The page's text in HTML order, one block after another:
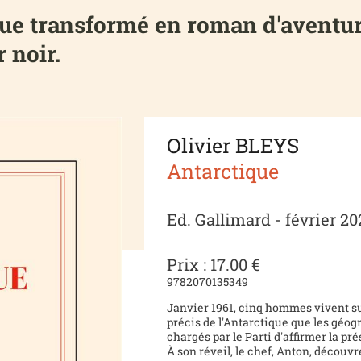
transformé en roman
noir.
Olivier BLEYS
Antarctique
Ed. Gallimard - février
Prix : 17.00 €
9782070135349
Janvier 1961, cinq hommes vivent
précis de l'Antarctique que les
chargés par le Parti d'affirmer la
À son réveil, le chef, Anton,